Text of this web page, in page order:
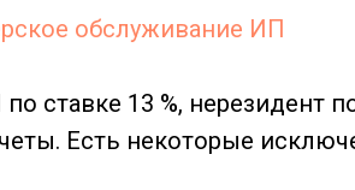
обслуживание ИП
ставке 13 %, нерезидент
Есть некоторые